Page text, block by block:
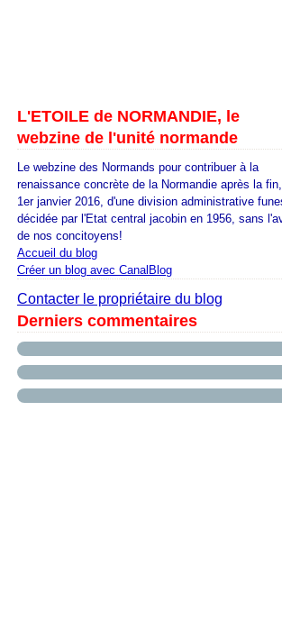
L'ETOILE de NORMANDIE, le
webzine de l'unité normande
Le webzine des Normands pour contribuer à la
renaissance concrète de la Normandie après la
1er janvier 2016, d'une division administrative
décidée par l'Etat central jacobin en 1956, sans
de nos concitoyens!
Accueil du blog
Créer un blog avec CanalBlog
Contacter le propriétaire du blog
Derniers commentaires